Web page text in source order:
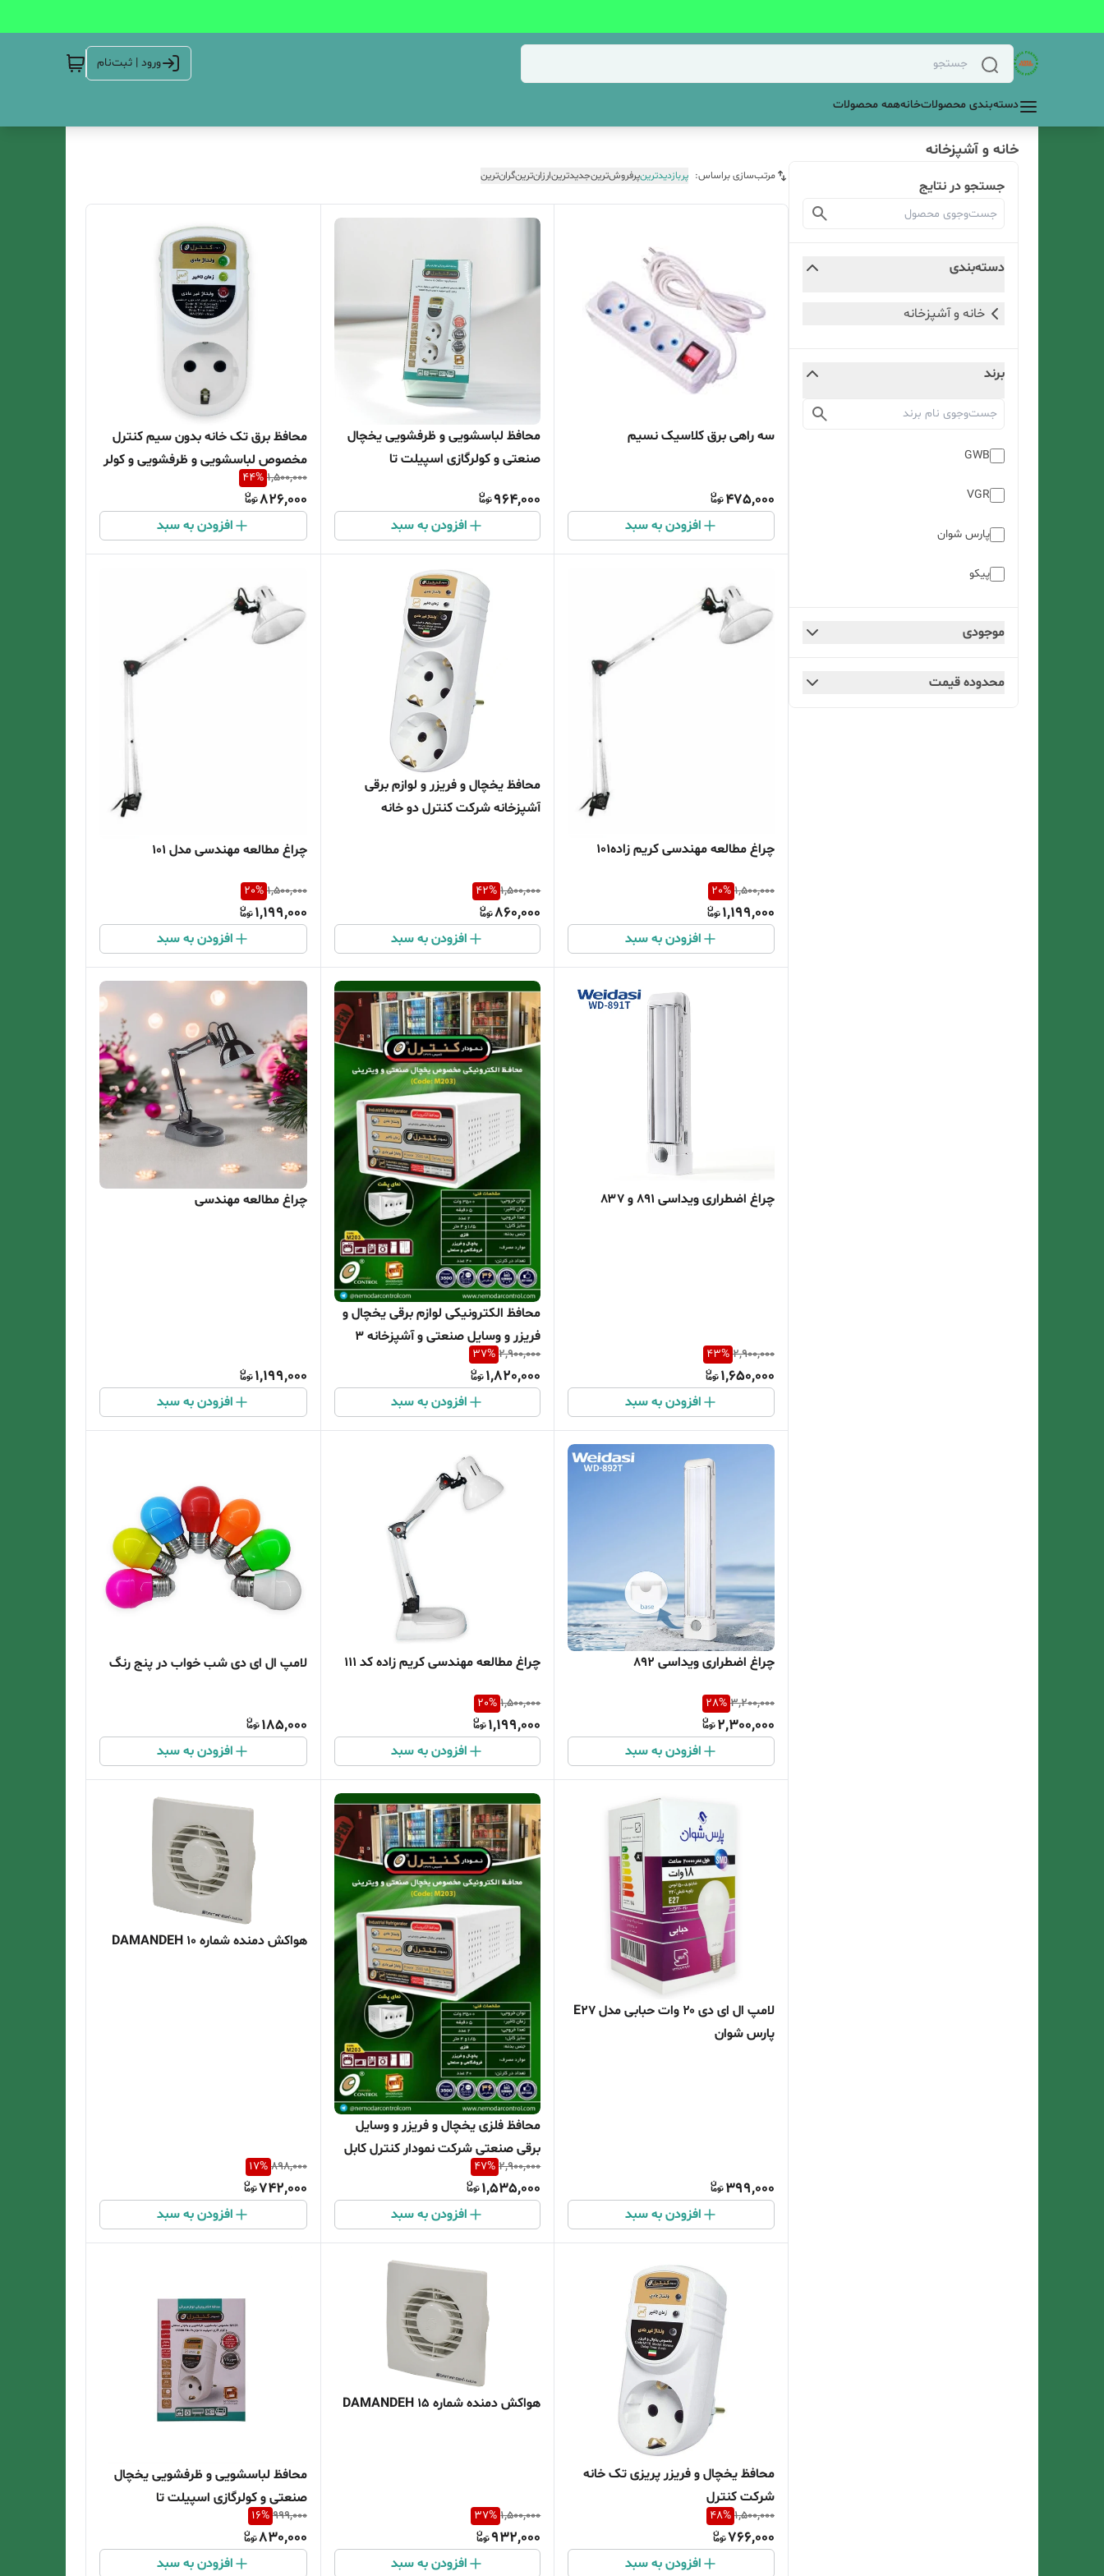
ورود | ثبت‌نام
دسته‌بندی محصولاتخانههمه محصولات
خانه و آشپزخانه
جستجو در نتایج
دسته‌بندی
خانه و آشپزخانه
برند
GWB
VGR
پارس شوان
پیکو
کریم زاده
موجودی
محدوده قیمت
مرتب‌سازی براساس: پربازدیدترینپرفروش‌ترینجدیدترینارزان‌ترینگران‌ترین
سه راهی برق کلاسیک نسیم
475,000
افزودن به سبد
محافظ لباسشویی و ظرفشویی یخچال
صنعتی و کولرگازی اسپیلت تا
964,000
افزودن به سبد
محافظ برق تک خانه بدون سیم کنترل
مخصوص لباسشویی و ظرفشویی و کولر
گازی تا توان 18 هزار
1,500,000
44%
826,000
افزودن به سبد
چراغ مطالعه مهندسی کریم زاده101
1,500,000
20%
1,199,000
افزودن به سبد
محافظ یخچال و فریزر و لوازم برقی
آشپزخانه شرکت کنترل دو خانه
1,500,000
42%
860,000
افزودن به سبد
چراغ مطالعه مهندسی مدل 101
1,500,000
20%
1,199,000
افزودن به سبد
چراغ اضطراری ویداسی 891 و ۸۳۷
2,900,000
43%
1,650,000
افزودن به سبد
محافظ الکترونیکی لوازم برقی یخچال و
فریزر و وسایل صنعتی و آشپزخانه 3
متری نمودار کنترل
2,900,000
37%
1,820,000
افزودن به سبد
چراغ مطالعه مهندسی
1,199,000
افزودن به سبد
چراغ اضطراری ویداسی 892
3,200,000
28%
2,300,000
افزودن به سبد
چراغ مطالعه مهندسی کریم زاده کد 111
1,500,000
20%
1,199,000
افزودن به سبد
لامپ ال ای دی شب خواب در پنج رنگ
185,000
افزودن به سبد
لامپ ال ای دی ۲۰ وات حبابی مدل E27
پارس شوان
399,000
افزودن به سبد
محافظ فلزی یخچال و فریزر و وسایل
برقی صنعتی شرکت نمودار کنترل کابل
5\1 متری
2,900,000
47%
1,535,000
افزودن به سبد
هواکش دمنده شماره 10 DAMANDEH
898,000
17%
742,000
افزودن به سبد
محافظ یخچال و فریزر پریزی تک خانه
شرکت کنترل
1,500,000
48%
766,000
افزودن به سبد
هواکش دمنده شماره 15 DAMANDEH
1,500,000
37%
932,000
افزودن به سبد
محافظ لباسشویی و ظرفشویی یخچال
صنعتی و کولرگازی اسپیلت تا
توان18هزار
999,000
16%
830,000
افزودن به سبد